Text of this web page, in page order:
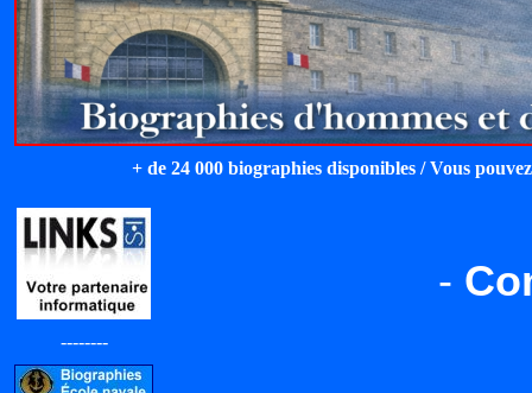
+ de 24 000 biographies disponibles / Vous
--------
-